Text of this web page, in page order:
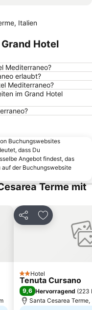
Vecchio
Centro
Ferroviaria di Lecce
Italien
Hotel
Mediterraneo?
erlaubt?
Mediterraneo?
im Grand Hotel
Buchungswebsites
dass Du
Angebot findest, das
der Buchungswebsite
Terme mit
Teilen Zu Favoriten
2 Sterne
Hotel
Tenuta Cursano
9,6 Hervorragend (223
Santa Cesarea